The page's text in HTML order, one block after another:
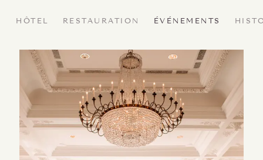
HÔTEL RESTAURATION ÉVÉNEMENTS